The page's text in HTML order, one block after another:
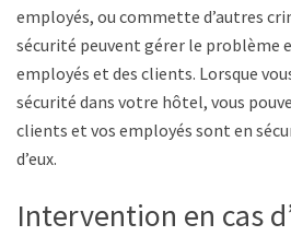
employés, ou commette d’autres
sécurité peuvent gérer le problème
employés et des clients. Lorsque
sécurité dans votre hôtel, vous
clients et vos employés sont en
d’eux.
Intervention en cas